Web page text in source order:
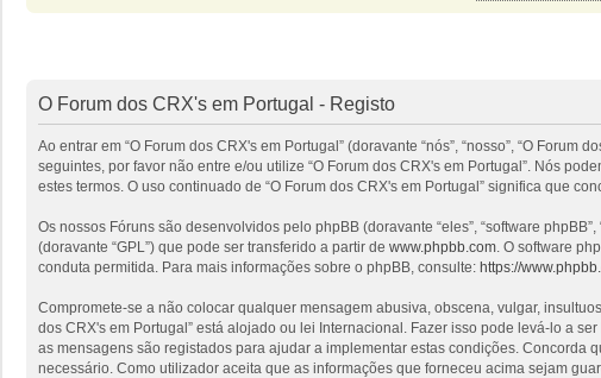
O Forum dos CRX's em Portugal - Registo
Ao entrar em “O Forum dos CRX's em Portugal” (doravante “nós”, “nosso”, “O
seguintes, por favor não entre e/ou utilize “O Forum dos CRX's em Portugal”. Nós
estes termos. O uso continuado de “O Forum dos CRX's em Portugal” significa que
Os nossos Fóruns são desenvolvidos pelo phpBB (doravante “eles”, “software
(doravante “GPL”) que pode ser transferido a partir de www.phpbb.com. O software
conduta permitida. Para mais informações sobre o phpBB, consulte: https://
Compromete-se a não colocar qualquer mensagem abusiva, obscena, vulgar,
dos CRX's em Portugal” está alojado ou lei Internacional. Fazer isso pode levá-lo a
as mensagens são registados para ajudar a implementar estas condições. Concorda
necessário. Como utilizador aceita que as informações que forneceu acima sejam